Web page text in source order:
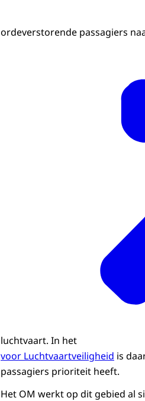
ordeverstorende passagiers
luchtvaart. In het
voor Luchtvaartveiligheid is
passagiers prioriteit heeft.
Het OM werkt op dit gebied al